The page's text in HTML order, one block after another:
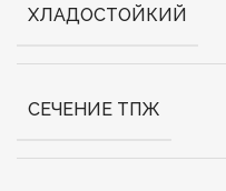
ХЛАДОСТОЙКИЙ
СЕЧЕНИЕ ТПЖ